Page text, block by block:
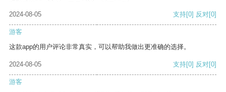
2024-08-05 支持[0] 反对[0]
游客
这款app的用户评论非常真实，可以帮助我做出更准确的选择。
2024-08-05 支持[0] 反对[0]
游客